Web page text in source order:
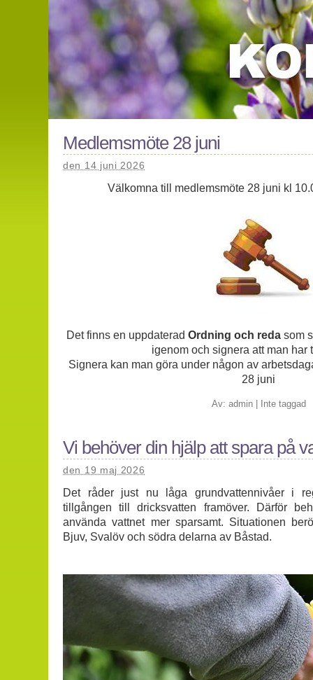
Medlemsmöte 28 juni
den 14 juni 2026
Välkomna till medlemsmöte 28 juni kl
Det finns en uppdaterad Ordning och redasom
igenom och signera att man har
Signera kan man göra under någon av
28 juni
Av: admin| Inte taggad
Vi behöver din hjälp att spara på
den 19 maj 2026
Det råder just nu låga grundvattennivåer i
tillgången till dricksvatten framöver. Därför
använda vattnet mer sparsamt. Situationen
Bjuv, Svalöv och södra delarna av Båstad.